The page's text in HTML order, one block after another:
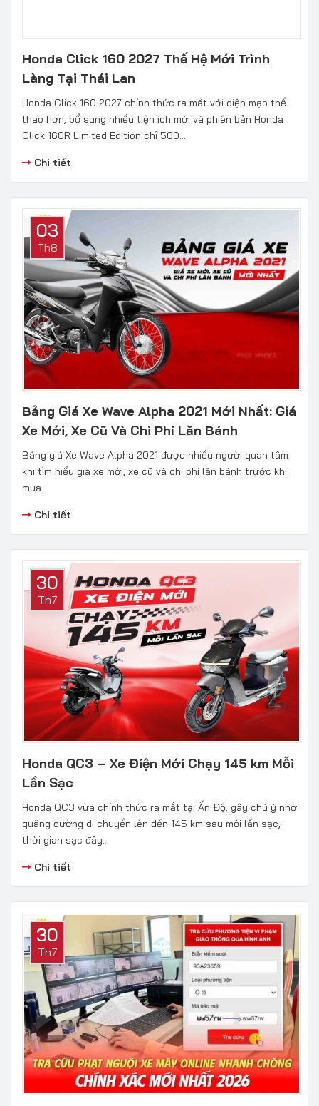
Honda Click 160 2027 Thế Hệ Mới Trình
Làng Tại Thái Lan
Honda Click 160 2027 chính thức ra mắt với diện mạo thể
thao hơn, bổ sung nhiều tiện ích mới và phiên bản Honda
Click 160R Limited Edition chỉ 500...
Chi tiết
03
Th8
Bảng Giá Xe Wave Alpha 2021 Mới Nhất: Giá
Xe Mới, Xe Cũ Và Chi Phí Lăn Bánh
Bảng giá Xe Wave Alpha 2021 được nhiều người quan tâm
khi tìm hiểu giá xe mới, xe cũ và chi phí lăn bánh trước khi
mua.
Chi tiết
30
Th7
Honda QC3 – Xe Điện Mới Chạy 145 km Mỗi
Lần Sạc
Honda QC3 vừa chính thức ra mắt tại Ấn Độ, gây chú ý nhờ
quãng đường di chuyển lên đến 145 km sau mỗi lần sạc,
thời gian sạc đầy...
Chi tiết
30
Th7